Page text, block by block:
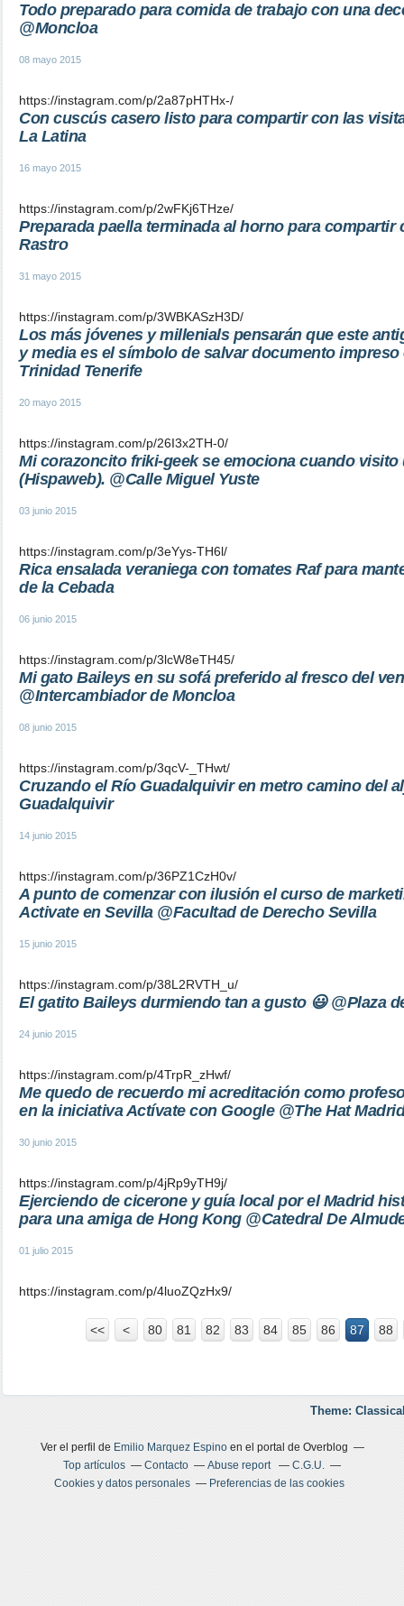
Todo preparado para comida de trabajo con una
@Moncloa
08 mayo 2015
https://instagram.com/p/2a87pHTHx-/
Con cuscús casero listo para compartir con las
La Latina
16 mayo 2015
https://instagram.com/p/2wFKj6THze/
Preparada paella terminada al horno para compartir
Rastro
31 mayo 2015
https://instagram.com/p/3WBKASzH3D/
Los más jóvenes y millenials pensarán que este
y media es el símbolo de salvar documento impreso
Trinidad Tenerife
20 mayo 2015
https://instagram.com/p/26I3x2TH-0/
Mi corazoncito friki-geek se emociona cuando visito
(Hispaweb). @Calle Miguel Yuste
03 junio 2015
https://instagram.com/p/3eYys-TH6l/
Rica ensalada veraniega con tomates Raf para
de la Cebada
06 junio 2015
https://instagram.com/p/3lcW8eTH45/
Mi gato Baileys en su sofá preferido al fresco del
@Intercambiador de Moncloa
08 junio 2015
https://instagram.com/p/3qcV-_THwt/
Cruzando el Río Guadalquivir en metro camino del
Guadalquivir
14 junio 2015
https://instagram.com/p/36PZ1CzH0v/
A punto de comenzar con ilusión el curso de
Activate en Sevilla @Facultad de Derecho Sevilla
15 junio 2015
https://instagram.com/p/38L2RVTH_u/
El gatito Baileys durmiendo tan a gusto 😃 @Plaza
24 junio 2015
https://instagram.com/p/4TrpR_zHwf/
Me quedo de recuerdo mi acreditación como
en la iniciativa Actívate con Google @The Hat Madrid
30 junio 2015
https://instagram.com/p/4jRp9yTH9j/
Ejerciendo de cicerone y guía local por el Madrid
para una amiga de Hong Kong @Catedral De
01 julio 2015
https://instagram.com/p/4luoZQzHx9/
<< < 10
20
30
40
50
60
70
80 81 82 83 84 85 86 87 88
Theme:
Ver el perfil de Emilio Marquez Espinoen el portal de Overblog
Top artículos
Contacto Abuse report
C.G.U.
Cookies y datos personales
Preferencias de las cookies